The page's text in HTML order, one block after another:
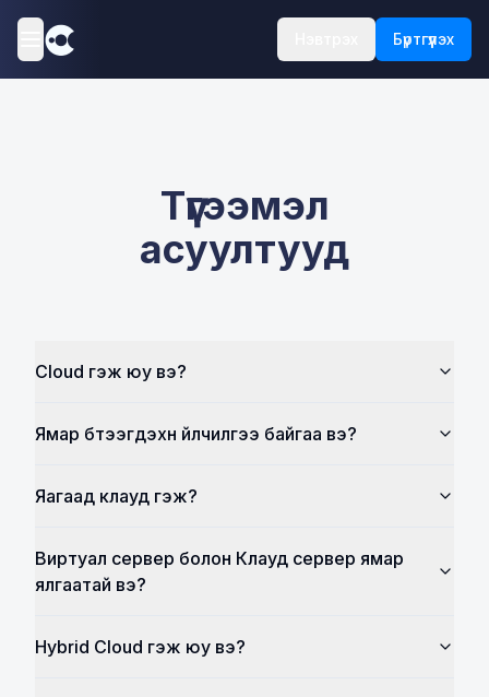
Бүртгүүлэх
Түгээмэл
асуултууд
Cloud гэж юу вэ?
Ямар бүтээгдэхүүн үйлчилгээ байгаа вэ?
Яагаад клауд гэж?
Виртуал сервер болон Клауд сервер ямар
ялгаатай вэ?
Hybrid Cloud гэж юу вэ?